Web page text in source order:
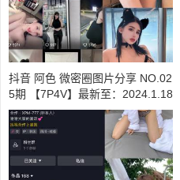
抖音 阿色 微密圈图片分享 NO.02
5期 【7P4V】最新至：2024.1.18